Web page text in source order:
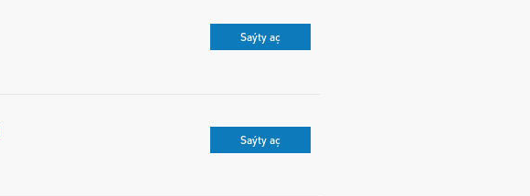
Saýty aç
Saýty aç